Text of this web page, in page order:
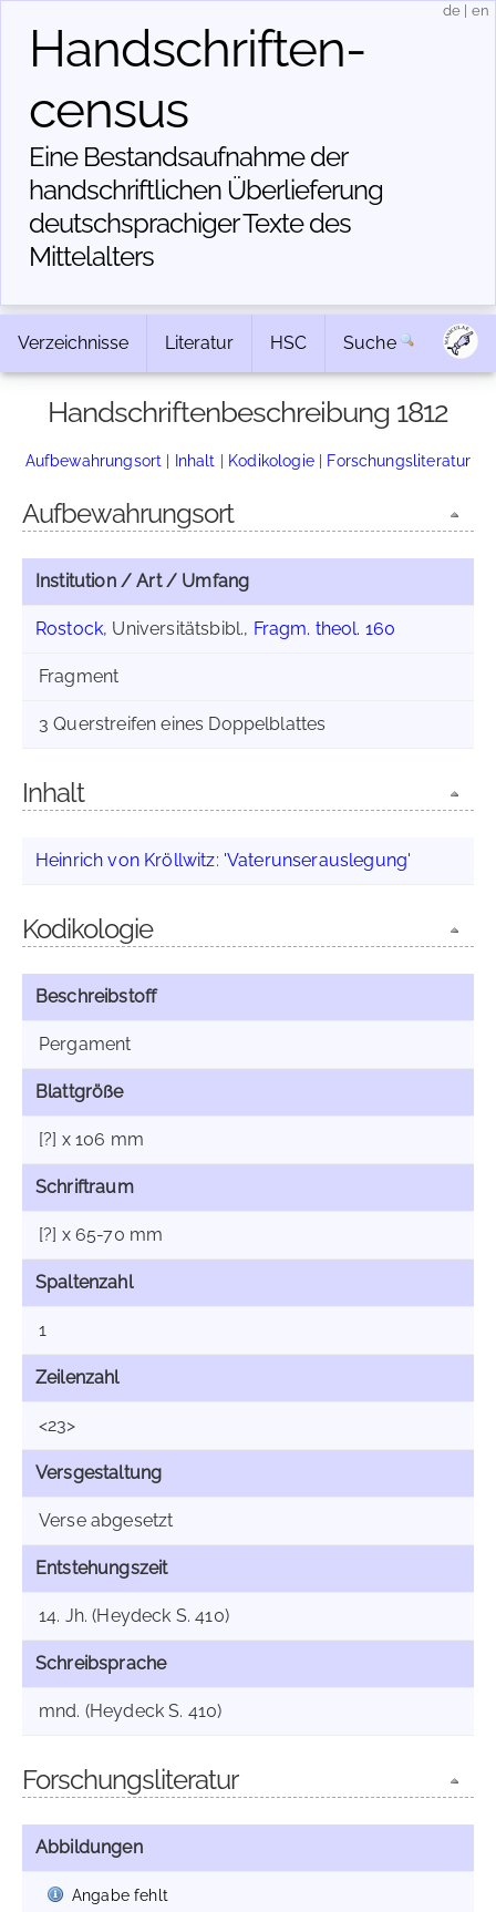
Handschriften­
census
Eine Bestandsaufnahme der
handschriftlichen Über­lieferung
deutschsprachiger Texte des
Mittelalters
de en
Verzeichnisse Literatur HSC Suche
Handschriftenbeschreibung 1812
Aufbewahrungsort | Inhalt | Kodikologie| Forschungsliteratur
Aufbewahrungsort
Institution / Art / Umfang
Rostock, Universitätsbibl., Fragm. theol. 160
Fragment
3 Querstreifen eines Doppelblattes
Inhalt
Heinrich von Kröllwitz: 'Vaterunserauslegung'
Kodikologie
Beschreibstoff
Pergament
Blattgröße
[?] x 106 mm
Schriftraum
[?] x 65-70 mm
Spaltenzahl
1
Zeilenzahl
<23>
Versgestaltung
Verse abgesetzt
Entstehungszeit
14. Jh. (Heydeck S. 410)
Schreibsprache
mnd. (Heydeck S. 410)
Forschungsliteratur
Abbildungen
Angabe fehlt